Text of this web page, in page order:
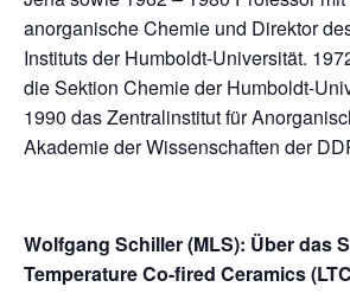
anorganische Chemie und Direktor
Instituts der Humboldt-Universität.
die Sektion Chemie der Humboldt-
1990 das Zentralinstitut für
Akademie der Wissenschaften der
Wolfgang Schiller (MLS): Über das
Temperature Co-fired Ceramics